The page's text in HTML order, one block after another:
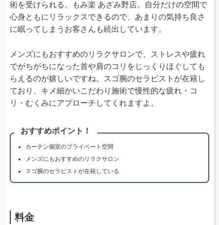
術を受けられる、もみ楽 あざみ野店。自分だけの空間で
心身ともにリラックスできるので、あまりの気持ち良さ
に眠ってしまうお客さんも続出しています。
メンズにもおすすめのリラクサロンで、ストレスや疲れ
でがちがちになった首や肩のコリをじっくりほぐしても
らえるのが嬉しいですね。スゴ腕のセラピストが在籍し
ており、キメ細かいこだわり施術で慢性的な疲れ・コ
リ・むくみにアプローチしてくれますよ。
おすすめポイント！
カーテン個室のプライベート空間
メンズにもおすすめのリラクサロン
スゴ腕のセラピストが在籍している
料金